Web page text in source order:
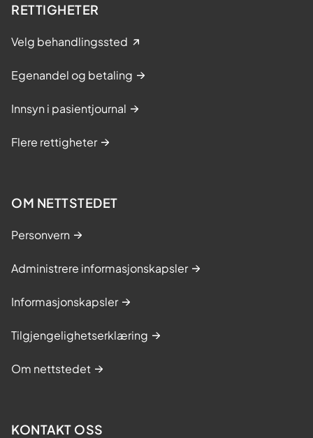
RETTIGHETER
Velg behandlingssted
Egenandel og betaling
Innsyn i pasientjournal
Flere rettigheter
OM NETTSTEDET
Personvern
Administrere informasjonskapsler
Informasjonskapsler
Tilgjengelighetserklæring
Om nettstedet
KONTAKT OSS